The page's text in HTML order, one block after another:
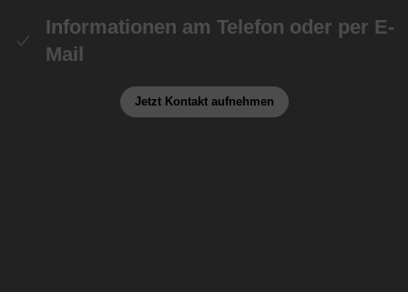
Informationen am Telefon oder per E-
Mail
Jetzt Kontakt aufnehmen